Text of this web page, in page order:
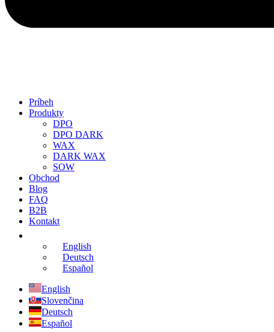
Príbeh
Produkty
DPO
DPO DARK
WAX
DARK WAX
SOW
Obchod
Blog
FAQ
B2B
Kontakt
English
Deutsch
Español
English
Slovenčina
Deutsch
Español